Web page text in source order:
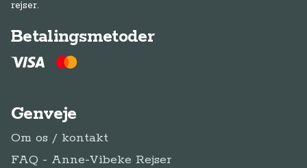
rejser.
Betalingsmetoder
Genveje
Om os / kontakt
FAQ - Anne-Vibeke Rejser